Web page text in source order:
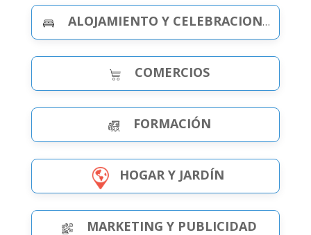
ALOJAMIENTO Y CELEBRACIONES
COMERCIOS
FORMACIÓN
HOGAR Y JARDÍN
MARKETING Y PUBLICIDAD